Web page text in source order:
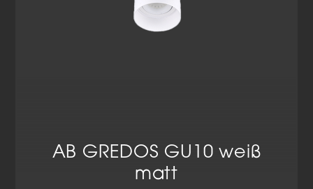
AB GREDOS GU10 weiß
matt